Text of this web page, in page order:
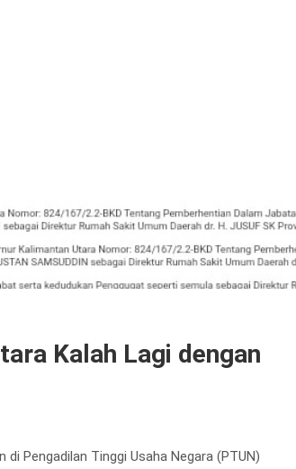
Kalah Lagi dengan
di Pengadilan Tinggi Usaha Negara (PTUN)